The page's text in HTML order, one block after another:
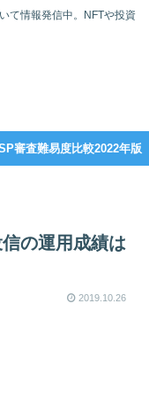
て情報発信中。NFTや投資
審査難易度比較2022年版
の運用成績は
2019.10.26